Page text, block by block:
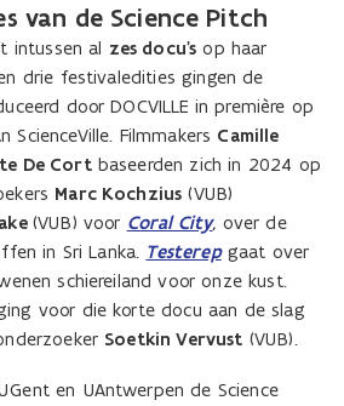
van de Science Pitch
intussen al zes docu's op haar
drie festivaledities gingen de
door DOCVILLE in première op
Filmmakers Camille
De Cortbaseerden zich in 2024 op
Marc Kochzius (VUB)
(VUB) voor Coral City, over de
in Sri Lanka. Testerepgaat over
schiereiland voor onze kust.
voor die korte docu aan de slag
Soetkin Vervust (VUB).
en UAntwerpen de Science